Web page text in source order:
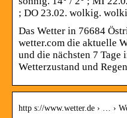
; DO 23.02. wolkig.
Das Wetter in 76684
wetter.com die aktuelle
und die nächsten 7 Tage
Wetterzustand und
http s://www.wetter.de › … ›